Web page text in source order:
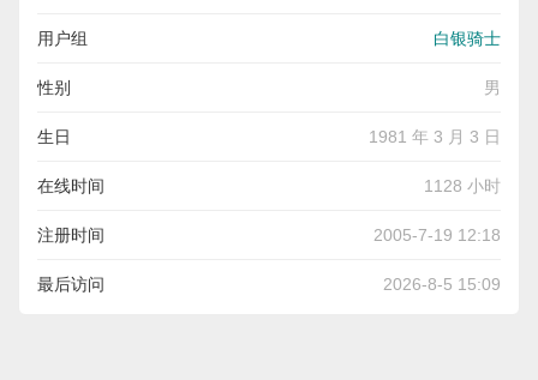
用户组 白银骑士
性别 男
生日 1981 年 3 月 3 日
在线时间 1128 小时
注册时间 2005-7-19 12:18
最后访问 2026-8-5 15:09